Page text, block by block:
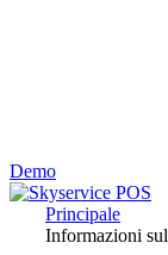
Demo
Principale
Informazioni